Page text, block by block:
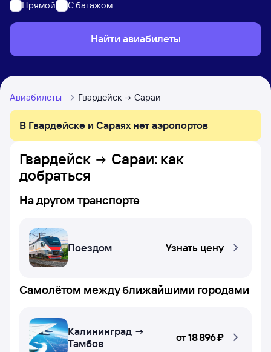
Прямой C багажом
Найти авиабилеты
Авиабилеты Гвардейск Сараи
В Гвардейске и Сараях нет аэропортов
Гвардейск Сараи: как
добраться
На другом транспорте
Поездом Узнать цену
Самолётом между ближайшими городами
Калининград →
Тамбов
от18 ⁠896 ⁠₽